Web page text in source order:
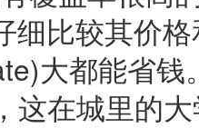
细比较其价
大都能省
这在城里的